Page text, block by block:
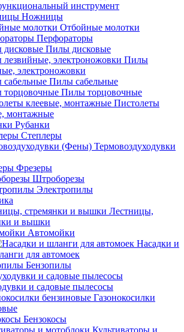
инструмент
Ножницы
Отбойные молотки
Перфораторы
Пилы дисковые
Пилы
электроножовки
Пилы сабельные
Пилы торцовочные
Пистолеты
монтажные
Рубанки
Степлеры
Термовоздуходувки
Фрезеры
Штроборезы
Электропилы
Лестницы,
и вышки
Автомойки
Насадки и
для автомоек
Бензопилы
и садовые пылесосы
Газонокосилки
Бензокосы
Культиваторы и